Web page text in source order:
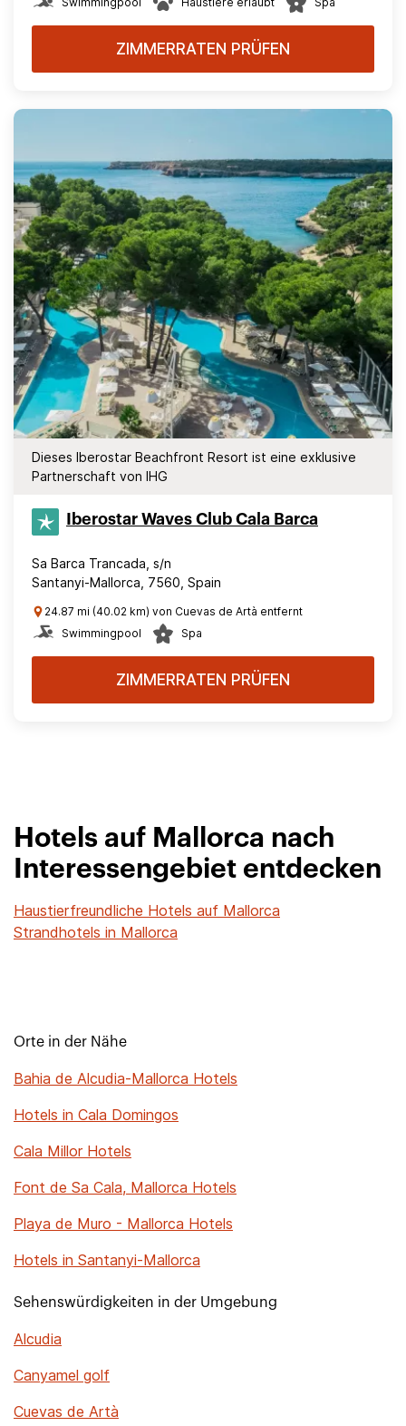
ZIMMERRATEN PRÜFEN
Dieses Iberostar Beachfront Resort ist eine exklusive
Partnerschaft von IHG
Iberostar Waves Club Cala Barca
Sa Barca Trancada, s/n
Santanyi-Mallorca, 7560, Spain
24.87 mi (40.02 km) von Cuevas de Artà entfernt
Swimmingpool
Spa
ZIMMERRATEN PRÜFEN
Hotels auf Mallorca nach
Interessengebiet entdecken
Haustierfreundliche Hotels auf Mallorca
Strandhotels in Mallorca
Orte in der Nähe
Bahia de Alcudia-Mallorca Hotels
Hotels in Cala Domingos
Cala Millor Hotels
Font de Sa Cala, Mallorca Hotels
Playa de Muro - Mallorca Hotels
Hotels in Santanyi-Mallorca
Sehenswürdigkeiten in der Umgebung
Alcudia
Canyamel golf
Cuevas de Artà